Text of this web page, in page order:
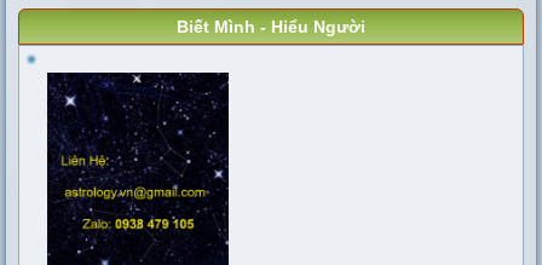
Biết Mình - Hiểu Người